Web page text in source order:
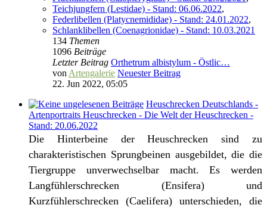
Teichjungfern (Lestidae) - Stand: 06.06.2022,
Federlibellen (Platycnemididae) - Stand: 24.01.2022,
Schlanklibellen (Coenagrionidae) - Stand: 10.03.2021
134 Themen
1096 Beiträge
Letzter Beitrag Orthetrum albistylum - Östlic…
von Artengalerie Neuester Beitrag
22. Jun 2022, 05:05
Heuschrecken Deutschlands -
Artenportraits Heuschrecken - Die Welt der Heuschrecken -
Stand: 20.06.2022
Die Hinterbeine der Heuschrecken sind zu
charakteristischen Sprungbeinen ausgebildet, die die
Tiergruppe unverwechselbar macht. Es werden
Langfühlerschrecken (Ensifera) und
Kurzfühlerschrecken (Caelifera) unterschieden, die